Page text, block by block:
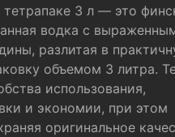
3 л — это
водка с
разлитая в
объемом 3 литра.
использования,
и экономии, при этом
оригинальное